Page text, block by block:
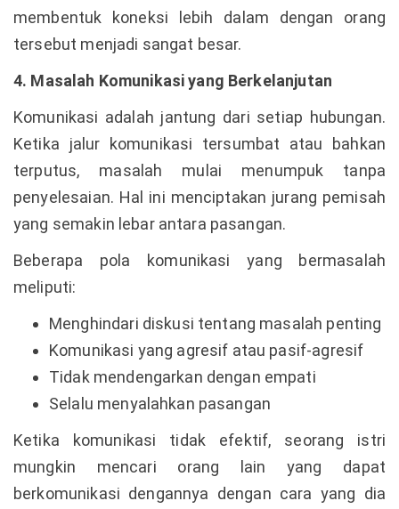
membentuk koneksi lebih dalam dengan orang
tersebut menjadi sangat besar.
4. Masalah Komunikasi yang Berkelanjutan
Komunikasi adalah jantung dari setiap hubungan.
Ketika jalur komunikasi tersumbat atau bahkan
terputus, masalah mulai menumpuk tanpa
penyelesaian. Hal ini menciptakan jurang pemisah
yang semakin lebar antara pasangan.
Beberapa pola komunikasi yang bermasalah
meliputi:
Menghindari diskusi tentang masalah penting
Komunikasi yang agresif atau pasif-agresif
Tidak mendengarkan dengan empati
Selalu menyalahkan pasangan
Ketika komunikasi tidak efektif, seorang istri
mungkin mencari orang lain yang dapat
berkomunikasi dengannya dengan cara yang dia